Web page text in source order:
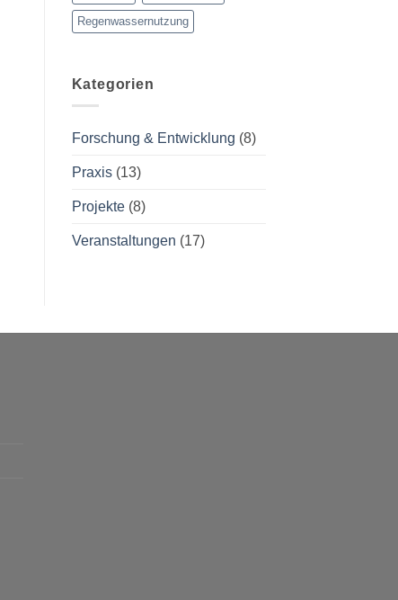
Regenwassernutzung
Kategorien
Forschung & Entwicklung (8)
Praxis(13)
Projekte(8)
Veranstaltungen (17)